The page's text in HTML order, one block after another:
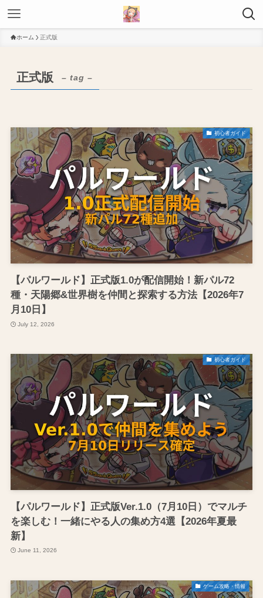
ホーム 正式版
正式版 – tag –
初心者ガイド
【パルワールド】正式版1.0が配信開始！新パル72
種・天陽郷&世界樹を仲間と探索する方法【2026年7
月10日】
July 12, 2026
初心者ガイド
【パルワールド】正式版Ver.1.0（7月10日）でマルチ
を楽しむ！一緒にやる人の集め方4選【2026年夏最
新】
June 11, 2026
ゲーム攻略・情報